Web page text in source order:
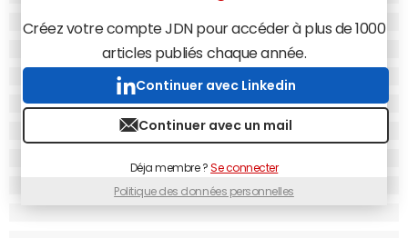
s'est montré particulièrement actif avec un total de
douze tours de table.
Créez votre compte JDN pour accéder à plus de 1000
articles publiés chaque année.
Continuer avec Linkedin
Continuer avec un mail
Déja membre ?Se connecter
Politique des données personnelles